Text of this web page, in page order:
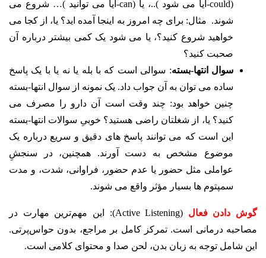
(could-آیا می شود )..، یا (can-آیا می توانید )… شروع می
شوند. مثال: برای چه امروز به اینجا آمده اید؟ یا، از کجا می
خواهید شروع کنید؟، یا می شود یک کمی بیشتر دربارە آن
صحبت کنید؟
سوال انتها-بسته: سوالی است که با بله یا نه یا با یک پاسخ
ساده می توان به آن جواب داد. یک نمونه از سوال انتها-بسته
چنین خواهد بود: چند وقت است آن دارو را مصرف می
کنید؟ یا، از شغلتان راضی هستید؟ خوبیِ سوالات انتها-بسته
این است که می توانند پاسخ های دقیق و سریع دربارە یک
موضوع مشخص به دست آورند. همچنین، در سنجشِ
عواملی مثل حضور یا عدم حضور، فراوانی، شدت، و مدت
سمپتوم ها بسیار مؤثر واقع می شوند.
گوش دادن فعال
(Active Listening): این مهم‌ترین مهارت در
مصاحبه درمانی است. تمرکز کامل بر مراجع، بدون حواس‌پرتی.
این شامل توجه به زبان بدن، لحن صدا و محتوای کلامی است.